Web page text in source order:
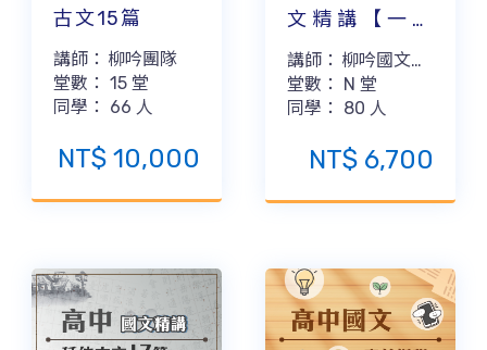
古文15篇
講師： 柳吟團隊
堂數： 15 堂
同學：
66 人
NT$ 10,000
文精講【一學
期】
講師： 柳吟國文團
隊
堂數： N 堂
同學：
80 人
NT$ 6,700